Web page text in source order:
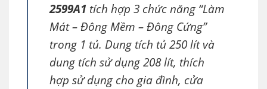
2599A1 tích hợp 3 chức năng “Làm
Mát – Đông Mềm – Đông Cứng”
trong 1 tủ. Dung tích tủ 250 lít và
dung tích sử dụng 208 lít, thích
hợp sử dụng cho gia đình, cửa